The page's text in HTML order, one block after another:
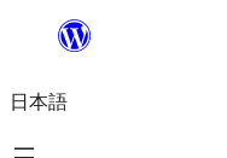
を
ス
日本語